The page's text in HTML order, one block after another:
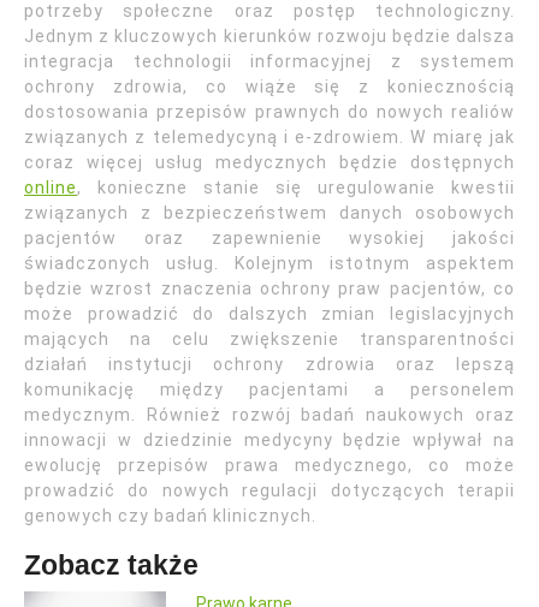
potrzeby społeczne oraz postęp technologiczny.
Jednym z kluczowych kierunków rozwoju będzie dalsza
integracja technologii informacyjnej z systemem
ochrony zdrowia, co wiąże się z koniecznością
dostosowania przepisów prawnych do nowych realiów
związanych z telemedycyną i e-zdrowiem. W miarę jak
coraz więcej usług medycznych będzie dostępnych
online, konieczne stanie się uregulowanie kwestii
związanych z bezpieczeństwem danych osobowych
pacjentów oraz zapewnienie wysokiej jakości
świadczonych usług. Kolejnym istotnym aspektem
będzie wzrost znaczenia ochrony praw pacjentów, co
może prowadzić do dalszych zmian legislacyjnych
mających na celu zwiększenie transparentności
działań instytucji ochrony zdrowia oraz lepszą
komunikację między pacjentami a personelem
medycznym. Również rozwój badań naukowych oraz
innowacji w dziedzinie medycyny będzie wpływał na
ewolucję przepisów prawa medycznego, co może
prowadzić do nowych regulacji dotyczących terapii
genowych czy badań klinicznych.
Zobacz także